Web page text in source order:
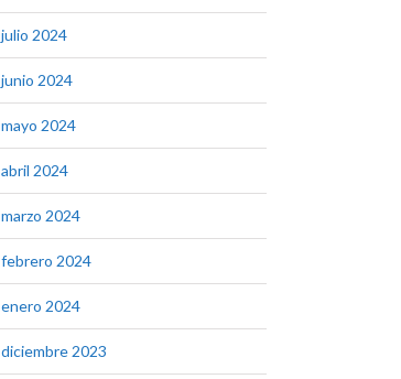
julio 2024
junio 2024
mayo 2024
abril 2024
marzo 2024
febrero 2024
enero 2024
diciembre 2023